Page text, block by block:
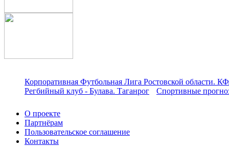
Корпоративная Футбольная Лига Ростовской области.
Регбийный клуб - Булава. Таганрог
Спортивные
О проекте
Партнёрам
Пользовательское соглашение
Контакты